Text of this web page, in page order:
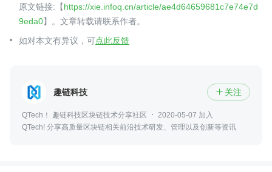
原文链接:【https://xie.infoq.cn/article/ae4d64659681c7e74e7d
9eda0】。文章转载请联系作者。
如对本文有异议，可点此反馈
趣链科技  关注
QTech！ 趣链科技区块链技术分享社区
2020-05-07 加入
QTech! 分享高质量区块链相关前沿技术研发、管理以及创新等资讯